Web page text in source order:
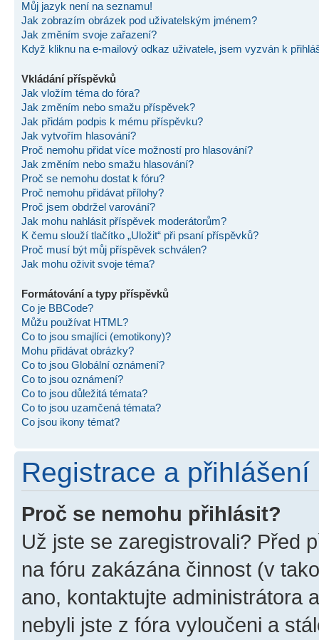
Můj jazyk není na seznamu!
Jak zobrazím obrázek pod uživatelským jménem?
Jak změním svoje zařazení?
Když kliknu na e-mailový odkaz uživatele, jsem vyzván k
Vkládání příspěvků
Jak vložím téma do fóra?
Jak změním nebo smažu příspěvek?
Jak přidám podpis k mému příspěvku?
Jak vytvořím hlasování?
Proč nemohu přidat více možností pro hlasování?
Jak změním nebo smažu hlasování?
Proč se nemohu dostat k fóru?
Proč nemohu přidávat přílohy?
Proč jsem obdržel varování?
Jak mohu nahlásit příspěvek moderátorům?
K čemu slouží tlačítko „Uložit“ při psaní příspěvků?
Proč musí být můj příspěvek schválen?
Jak mohu oživit svoje téma?
Formátování a typy příspěvků
Co je BBCode?
Můžu používat HTML?
Co to jsou smajlíci (emotikony)?
Mohu přidávat obrázky?
Co to jsou Globální oznámení?
Co to jsou oznámení?
Co to jsou důležitá témata?
Co to jsou uzamčená témata?
Co jsou ikony témat?
Registrace a přihlášení
Proč se nemohu přihlásit?
Už jste se zaregistrovali? Před
na fóru zakázána činnost (v
ano, kontaktujte administrátora
nebyli jste z fóra vyloučeni a